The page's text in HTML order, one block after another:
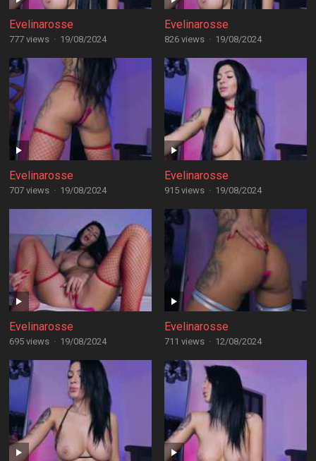
Evelinarosse
777 views · 19/08/2024
Evelinarosse
826 views · 19/08/2024
Evelinarosse
707 views · 19/08/2024
Evelinarosse
915 views · 19/08/2024
Evelinarosse
695 views · 19/08/2024
Evelinarosse
711 views · 12/08/2024